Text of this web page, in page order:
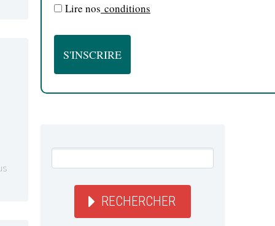
Lire nos conditions
RECHERCHER